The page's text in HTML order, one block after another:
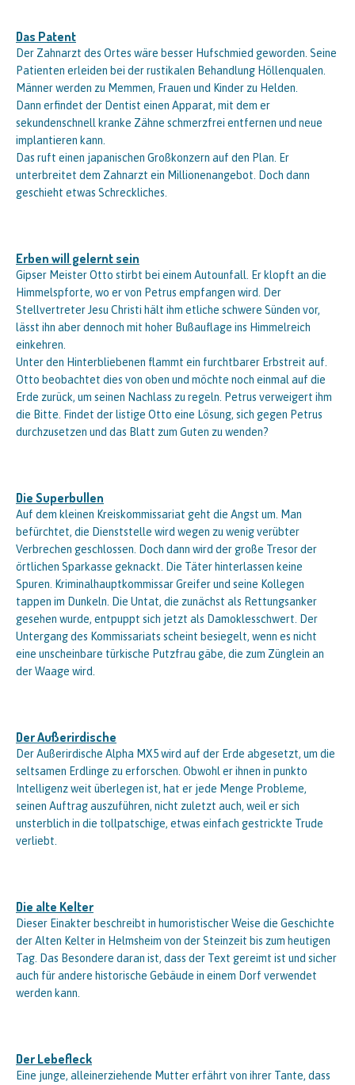
Das Patent
Der Zahnarzt des Ortes wäre besser Hufschmied geworden. Seine
Patienten erleiden bei der rustikalen Behandlung Höllenqualen.
Männer werden zu Memmen, Frauen und Kinder zu Helden.
Dann erfindet der Dentist einen Apparat, mit dem er
sekundenschnell kranke Zähne schmerzfrei entfernen und neue
implantieren kann.
Das ruft einen japanischen Großkonzern auf den Plan. Er
unterbreitet dem Zahnarzt ein Millionenangebot. Doch dann
geschieht etwas Schreckliches.
Erben will gelernt sein
Gipser Meister Otto stirbt bei einem Autounfall. Er klopft an die
Himmelspforte, wo er von Petrus empfangen wird. Der
Stellvertreter Jesu Christi hält ihm etliche schwere Sünden vor,
lässt ihn aber dennoch mit hoher Bußauflage ins Himmelreich
einkehren.
Unter den Hinterbliebenen flammt ein furchtbarer Erbstreit auf.
Otto beobachtet dies von oben und möchte noch einmal auf die
Erde zurück, um seinen Nachlass zu regeln. Petrus verweigert ihm
die Bitte. Findet der listige Otto eine Lösung, sich gegen Petrus
durchzusetzen und das Blatt zum Guten zu wenden?
Die Superbullen
Auf dem kleinen Kreiskommissariat geht die Angst um. Man
befürchtet, die Dienststelle wird wegen zu wenig verübter
Verbrechen geschlossen. Doch dann wird der große Tresor der
örtlichen Sparkasse geknackt. Die Täter hinterlassen keine
Spuren. Kriminalhauptkommissar Greifer und seine Kollegen
tappen im Dunkeln. Die Untat, die zunächst als Rettungsanker
gesehen wurde, entpuppt sich jetzt als Damoklesschwert. Der
Untergang des Kommissariats scheint besiegelt, wenn es nicht
eine unscheinbare türkische Putzfrau gäbe, die zum Zünglein an
der Waage wird.
Der Außerirdische
Der Außerirdische Alpha MX5 wird auf der Erde abgesetzt, um die
seltsamen Erdlinge zu erforschen. Obwohl er ihnen in punkto
Intelligenz weit überlegen ist, hat er jede Menge Probleme,
seinen Auftrag auszuführen, nicht zuletzt auch, weil er sich
unsterblich in die tollpatschige, etwas einfach gestrickte Trude
verliebt.
Die alte Kelter
Dieser Einakter beschreibt in humoristischer Weise die Geschichte
der Alten Kelter in Helmsheim von der Steinzeit bis zum heutigen
Tag. Das Besondere daran ist, dass der Text gereimt ist und sicher
auch für andere historische Gebäude in einem Dorf verwendet
werden kann.
Der Lebefleck
Eine junge, alleinerziehende Mutter erfährt von ihrer Tante, dass